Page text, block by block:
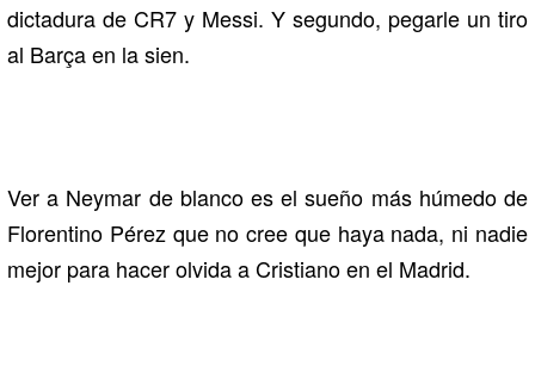
dictadura de CR7 y Messi. Y segundo, pegarle un tiro
al Barça en la sien.
Ver a Neymar de blanco es el sueño más húmedo de
Florentino Pérez que no cree que haya nada, ni nadie
mejor para hacer olvida a Cristiano en el Madrid.